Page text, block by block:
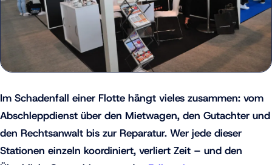
Im Schadenfall einer Flotte hängt vieles zusammen: vom
Abschleppdienst über den Mietwagen, den Gutachter und
den Rechtsanwalt bis zur Reparatur. Wer jede dieser
Stationen einzeln koordiniert, verliert Zeit – und den